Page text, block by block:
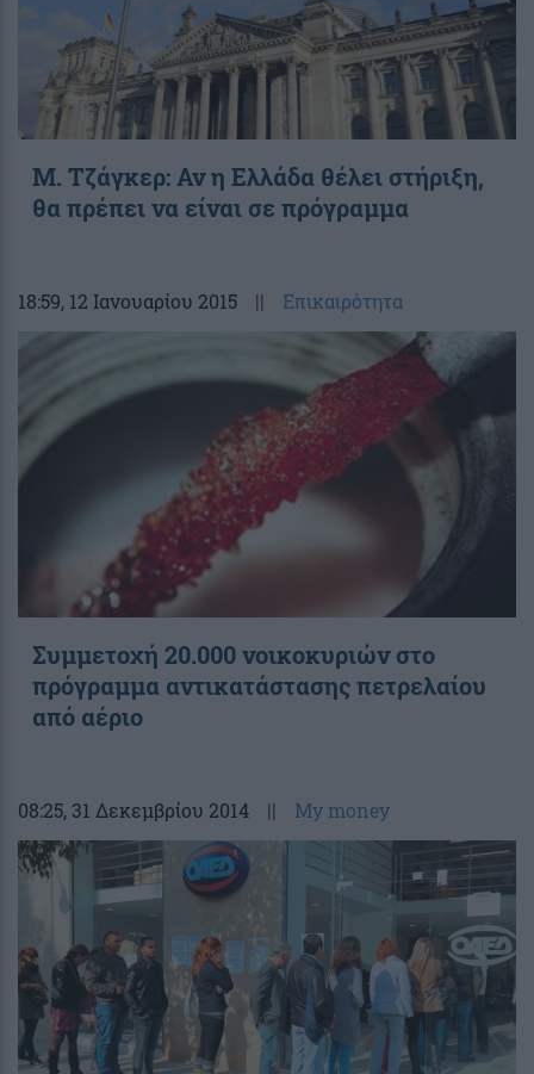
Μ. Τζάγκερ: Αν η Ελλάδα θέλει στήριξη,
θα πρέπει να είναι σε πρόγραμμα
18:59, 12 Ιανουαρίου 2015 || Επικαιρότητα
Συμμετοχή 20.000 νοικοκυριών στο
πρόγραμμα αντικατάστασης πετρελαίου
από αέριο
08:25, 31 Δεκεμβρίου 2014 || My money